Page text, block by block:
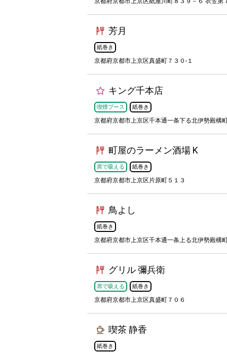
芳月
紙巻き
京都府京都市上京区真盛町７３０-１
キング千本店
喫煙ブース 紙巻き
京都府京都市上京区千本通一条下る北伊勢殿構
町屋のラーメン酒場 K
席で吸える 紙巻き
京都府京都市上京区片原町５１３
鳥よし
紙巻き
京都府京都市上京区千本通一条上る北伊勢殿構
グリル 彌兵衛
席で吸える 紙巻き
京都府京都市上京区真盛町７０６
喫茶 静香
紙巻き